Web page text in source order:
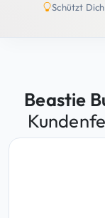
Schützt
Beastie